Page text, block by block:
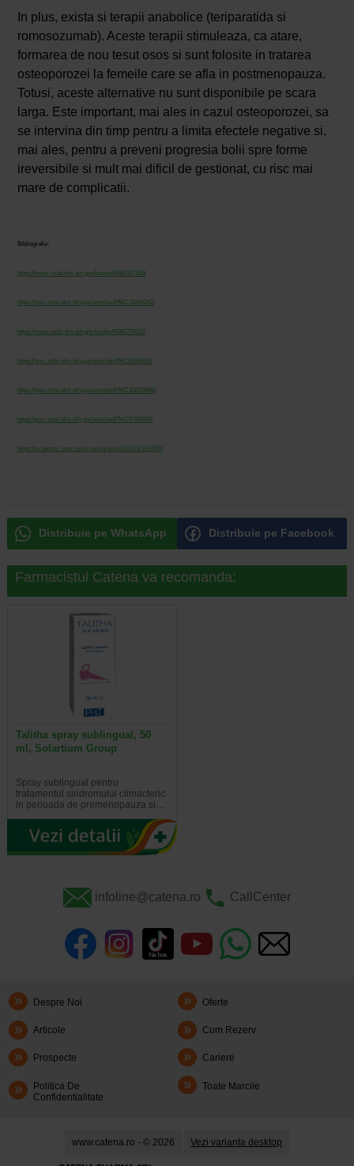
In plus, exista si terapii anabolice (teriparatida si
romosozumab). Aceste terapii stimuleaza, ca atare,
formarea de nou tesut osos si sunt folosite in tratarea
osteoporozei la femeile care se afla in postmenopauza.
Totusi, aceste alternative nu sunt disponibile pe scara
larga. Este important, mai ales in cazul osteoporozei, sa
se intervina din timp pentru a limita efectele negative si,
mai ales, pentru a preveni progresia bolii spre forme
ireversibile si mult mai dificil de gestionat, cu risc mai
mare de complicatii.
Bibliografie:
https://www.ncbi.nlm.nih.gov/books/NBK507826/
https://pmc.ncbi.nlm.nih.gov/articles/PMC11663262/
https://www.ncbi.nlm.nih.gov/books/NBK279311/
https://pmc.ncbi.nlm.nih.gov/articles/PMC8394691/
https://pmc.ncbi.nlm.nih.gov/articles/PMC10665088/
https://pmc.ncbi.nlm.nih.gov/articles/PMC6784846/
https://academic.oup.com/jcem/article/106/1/1/5937009
Distribuie pe WhatsApp Distribuie pe Facebook
Farmacistul Catena va recomanda:
Talitha spray sublingual, 50
ml, Solartium Group
Spray sublingual pentru
tratamentul sindromului climacteric
in perioada de premenopauza si…
infoline@catena.ro CallCenter
Despre Noi Oferte
Articole Cum Rezerv
Prospecte Cariere
Politica De
Confidentialitate
Toate Marcile
www.catena.ro - © 2026 Vezi varianta desktop